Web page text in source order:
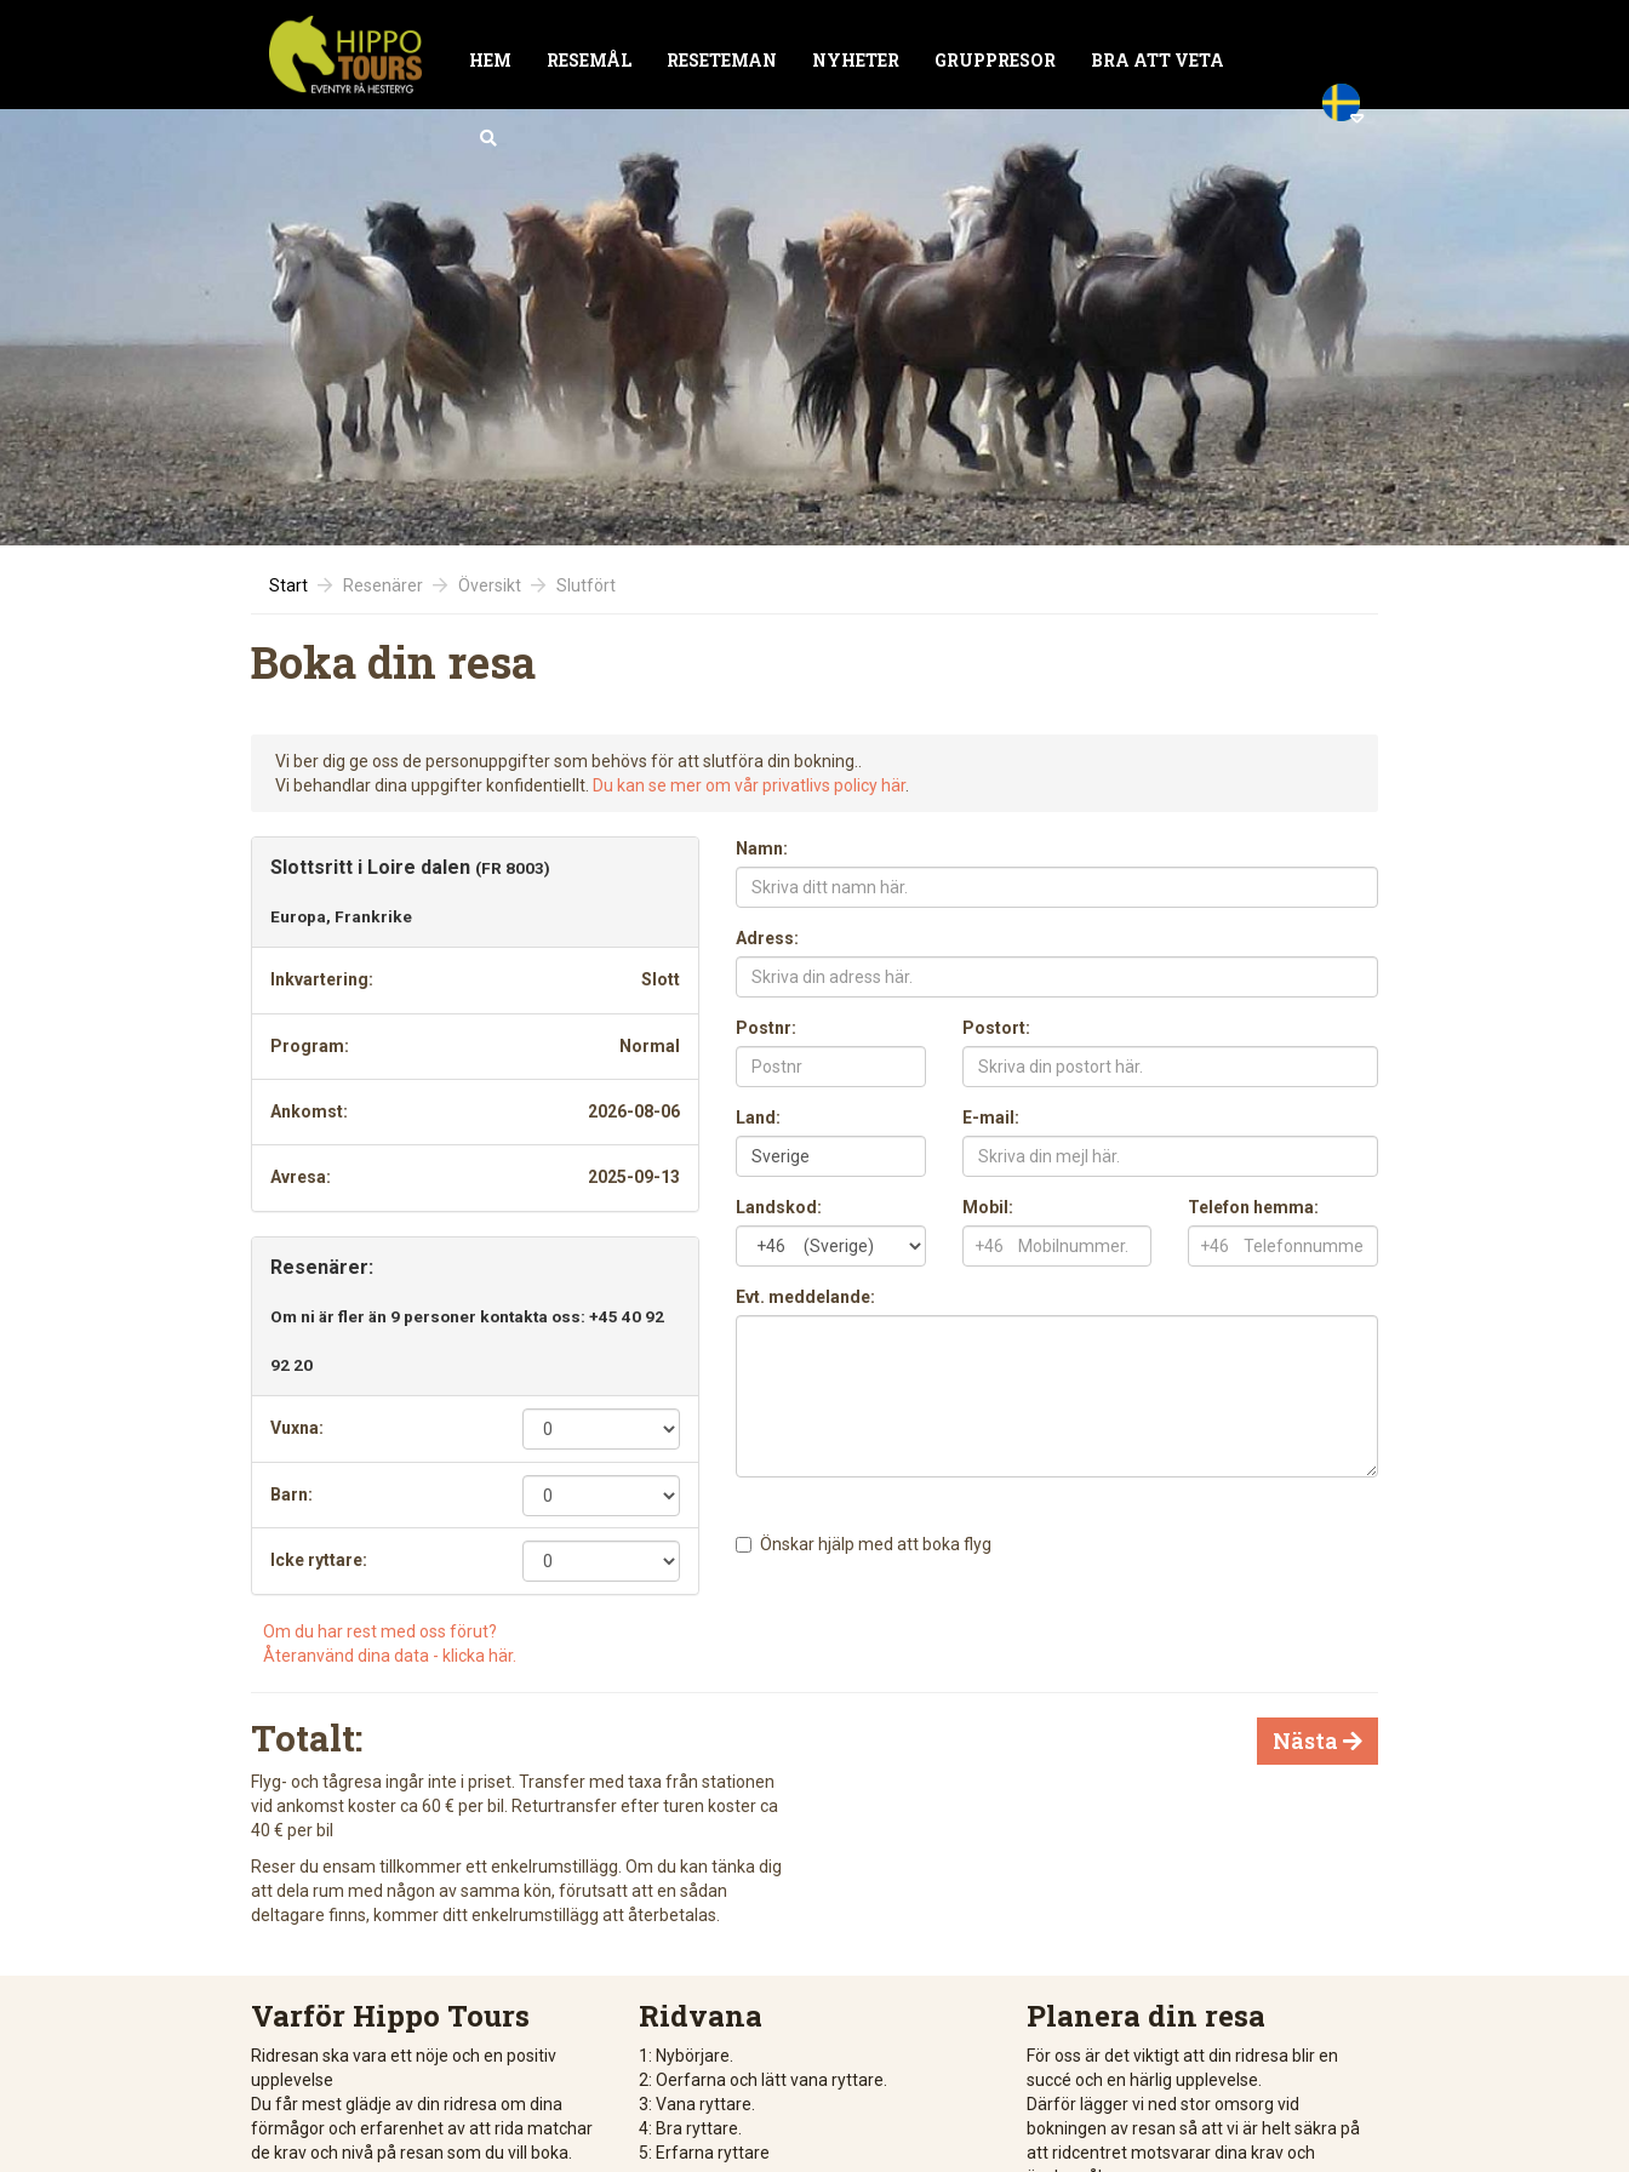
HEM RESEMÅL RESETEMAN NYHETER GRUPPRESOR BRA ATT VETA


Start Resenärer Översikt Slutfört
Boka din resa
Vi ber dig ge oss de personuppgifter som behövs för att slutföra din bokning..
Vi behandlar dina uppgifter konfidentiellt. Du kan se mer om vår privatlivs policy här.
Slottsritt i Loire dalen (FR 8003)
Europa, Frankrike
Inkvartering: Slott
Program: Normal
Ankomst: 2026-08-06
Avresa: 2025-09-13
Resenärer:
Om ni är fler än 9 personer kontakta oss: +45 40 92
92 20
Vuxna:
Barn:
Icke ryttare:
Om du har rest med oss förut?
Återanvänd dina data - klicka här.
Namn:
Adress:
Postnr: Postort:
Land: E-mail:
Landskod:
Mobil:
+46
Telefon hemma:
+46
Evt. meddelande:
Önskar hjälp med att boka flyg
Totalt:
Flyg- och tågresa ingår inte i priset. Transfer med taxa från stationen
vid ankomst koster ca 60 € per bil. Returtransfer efter turen koster ca
40 € per bil
Reser du ensam tillkommer ett enkelrumstillägg. Om du kan tänka dig
att dela rum med någon av samma kön, förutsatt att en sådan
deltagare finns, kommer ditt enkelrumstillägg att återbetalas.
Nästa 
Varför Hippo Tours
Ridresan ska vara ett nöje och en positiv
upplevelse
Du får mest glädje av din ridresa om dina
förmågor och erfarenhet av att rida matchar
de krav och nivå på resan som du vill boka.
Ridvana
1: Nybörjare.
2: Oerfarna och lätt vana ryttare.
3: Vana ryttare.
4: Bra ryttare.
5: Erfarna ryttare
Planera din resa
För oss är det viktigt att din ridresa blir en
succé och en härlig upplevelse.
Därför lägger vi ned stor omsorg vid
bokningen av resan så att vi är helt säkra på
att ridcentret motsvarar dina krav och